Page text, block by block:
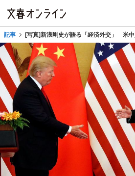
記事 [写真]新浪剛史が語る「経済外交」 米